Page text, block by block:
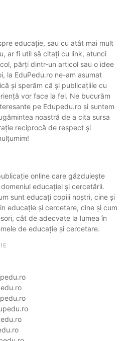
educație, sau cu atât mai mult
ar fi util să citați cu link, atunci
părți dintr-un articol sau o idee
la EduPedu.ro ne-am asumat
și sperăm că și publicațiile cu
vor face la fel. Ne bucurăm
pe Edupedu.ro și suntem
noastră de a cita sursa
reciprocă de respect și
online care găzduiește
educației și cercetării.
sunt educați copiii noștri, cine și
educație și cercetare, cine și cum
cât de adecvate la lumea în
de educație și cercetare.